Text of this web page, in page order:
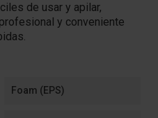
de usar y apilar,
y conveniente
Foam (EPS)